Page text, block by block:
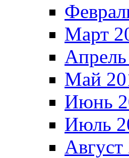
Март
Май
Июнь
Июль
Август